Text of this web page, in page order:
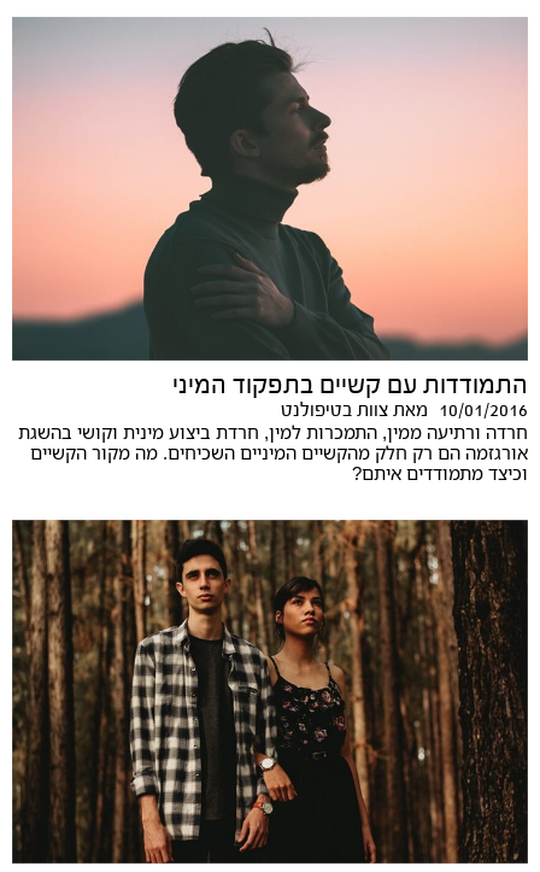
התמודדות עם קשיים בתפקוד המיני
10/01/2016 מאת צוות בטיפולנט
חרדה ורתיעה ממין, התמכרות למין, חרדת ביצוע מינית וקושי בהשגת
אורגזמה הם רק חלק מהקשיים המיניים השכיחים. מה מקור הקשיים
וכיצד מתמודדים איתם?